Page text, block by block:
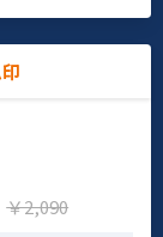
￥2,090